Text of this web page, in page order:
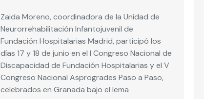
Zaida Moreno, coordinadora de la Unidad de
Neurorrehabilitación Infantojuvenil de
Fundación Hospitalarias Madrid, participó los
días 17 y 18 de junio en el I Congreso Nacional de
Discapacidad de Fundación Hospitalarias y el V
Congreso Nacional Asprogrades Paso a Paso,
celebrados en Granada bajo el lema